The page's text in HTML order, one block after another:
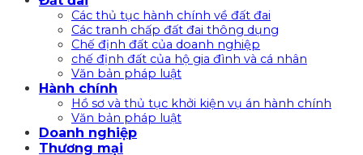
Các thủ tục hành chính về đất đai
Các tranh chấp đất đai thông dụng
Chế định đất của doanh nghiệp
chế định đất của hộ gia đình và cá nhân
Văn bản pháp luật
Hành chính
Hồ sơ và thủ tục khởi kiện vụ án hành chính
Văn bản pháp luật
Doanh nghiệp
Thương mại